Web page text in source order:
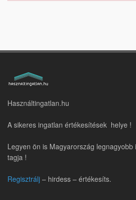
Használtingatlan.hu
A sikeres ingatlan értékesítések helye !
Legyen ön is Magyarország legnagyobb
tagja !
Regisztrálj – hirdess – értékesíts.